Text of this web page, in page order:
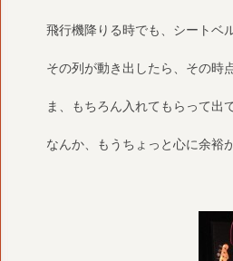
飛行機降りる時でも、シートベ
その列が動き出したら、その時
ま、もちろん入れてもらって出
なんか、もうちょっと心に余裕